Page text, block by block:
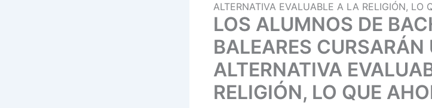
ALTERNATIVA EVALUABLE A LA RELIGIÓN, LO
LOS ALUMNOS DE
BALEARES CURSARÁN
ALTERNATIVA
RELIGIÓN, LO QUE